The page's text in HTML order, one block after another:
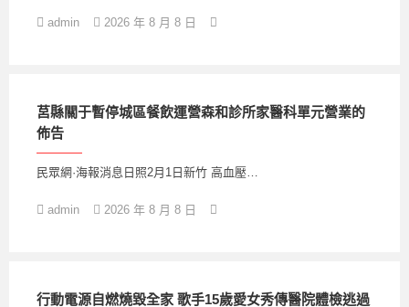
admin 2026 年 8 月 8 日
莒縣關于暫停城區餐飲運營森和診所家醫科單元營業的
佈告
民眾網·海報消息日照2月1日新竹 高血壓…
admin 2026 年 8 月 8 日
行動電源自燃燒毀全家 歌手15歲愛女秀傳醫院體檢逃過